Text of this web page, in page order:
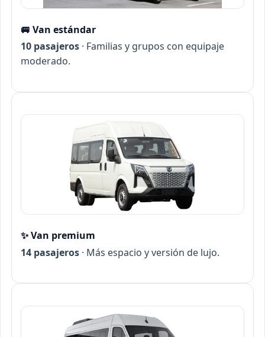
🚐 Van estándar
10 pasajeros· Familias y grupos con equipaje
moderado.
✨ Van premium
14 pasajeros· Más espacio y versión de lujo.